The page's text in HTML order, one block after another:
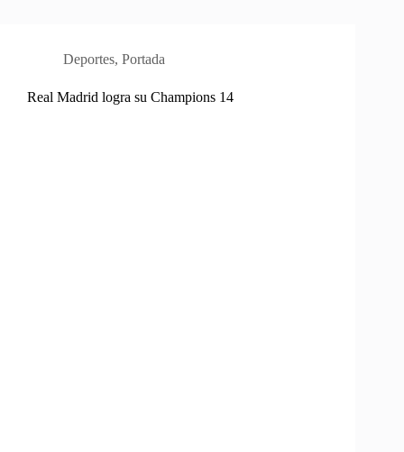
Deportes, Portada
Real Madrid logra su Champions 14